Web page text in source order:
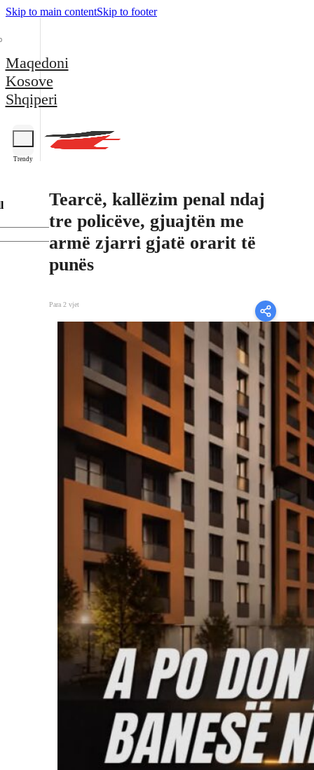
Skip to main contentSkip to footer
Maqedoni
Kosove
Shqiperi
Trendy
Tearcë, kallëzim penal ndaj
tre policëve, gjuajtën me
armë zjarri gjatë orarit të
punës
Para 2 vjet